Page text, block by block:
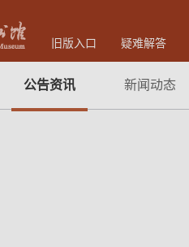
旧版入口 疑难解答
公告资讯 新闻动态